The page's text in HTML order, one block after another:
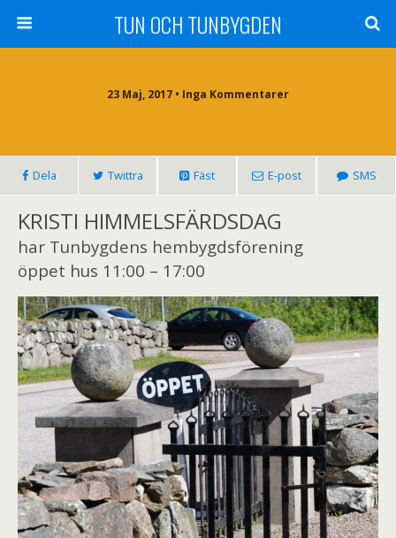
TUN OCH TUNBYGDEN
23 Maj, 2017 • Inga Kommentarer
Dela Twittra Fäst E-post SMS
KRISTI HIMMELSFÄRDSDAG
har Tunbygdens hembygdsförening
öppet hus 11:00 – 17:00